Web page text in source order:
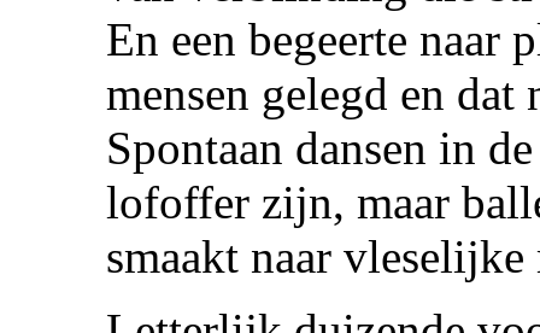
En een begeerte naar
mensen gelegd en
Spontaan dansen in
lofoffer zijn, maar
smaakt naar